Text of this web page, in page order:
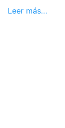
Leer más…